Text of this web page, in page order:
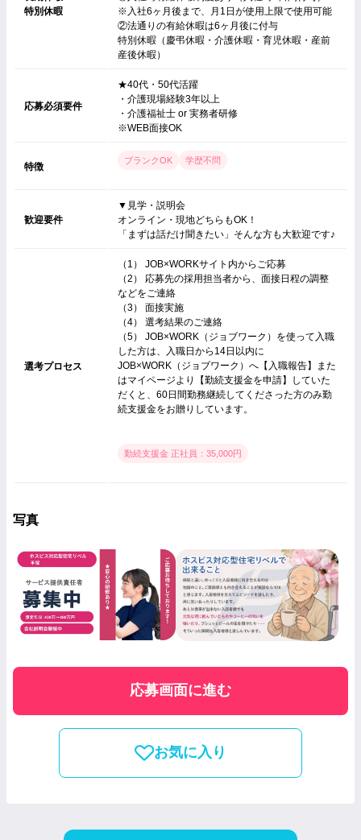
特別休暇
※入社6ヶ月後まで、月1日が使用上限で使用可能
②法通りの有給休暇は6ヶ月後に付与
特別休暇（慶弔休暇・介護休暇・育児休暇・産前
産後休暇）
応募必須要件
★40代・50代活躍
・介護現場経験3年以上
・介護福祉士 or 実務者研修
※WEB面接OK
特徴
ブランクOK 学歴不問
歓迎要件
▼見学・説明会
オンライン・現地どちらもOK！
「まずは話だけ聞きたい」そんな方も大歓迎です♪
選考プロセス
（1） JOB×WORKサイト内からご応募
（2） 応募先の採用担当者から、面接日程の調整
などをご連絡
（3） 面接実施
（4） 選考結果のご連絡
（5） JOB×WORK（ジョブワーク）を使って入職
した方は、入職日から14日以内に
JOB×WORK（ジョブワーク）へ【入職報告】また
はマイページより【勤続支援金を申請】していた
だくと、60日間勤務継続してくださった方のみ勤
続支援金をお贈りしています。
勤続支援金 正社員：35,000円
写真
応募画面に進む
お気に入り